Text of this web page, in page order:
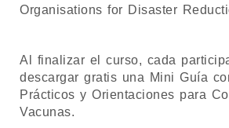
Organisations for Disaster
Al finalizar el curso, cada
descargar gratis una Mini Guía
Prácticos y Orientaciones para
Vacunas.